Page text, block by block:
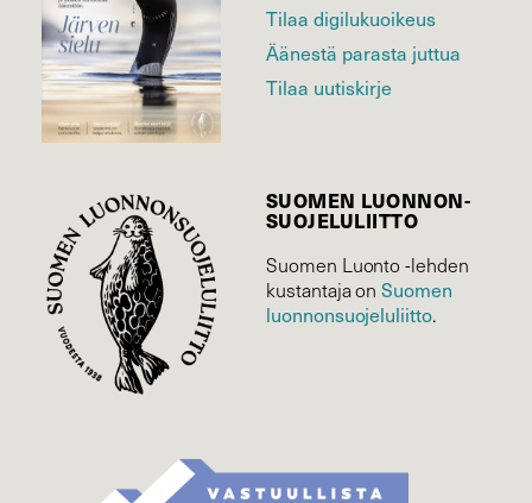
Tilaa digilukuoikeus
Äänestä parasta juttua
Tilaa uutiskirje
SUOMEN LUONNON­
SUOJELU­LIITTO
Suomen Luonto -lehden
kustantaja onSuomen
luonnonsuojelu­liitto.